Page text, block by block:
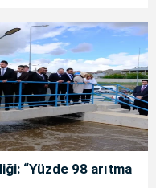
“Yüzde 98 arıtma